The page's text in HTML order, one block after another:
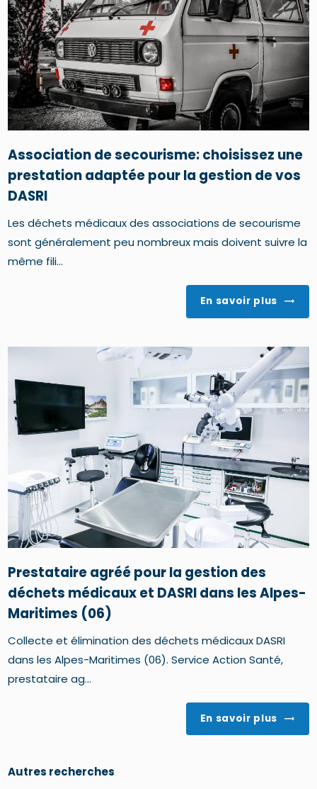
Association de secourisme: choisissez une
prestation adaptée pour la gestion de vos
DASRI
Les déchets médicaux des associations de secourisme
sont généralement peu nombreux mais doivent suivre la
même fili...
En savoir plus
Prestataire agréé pour la gestion des
déchets médicaux et DASRI dans les Alpes-
Maritimes (06)
Collecte et élimination des déchets médicaux DASRI
dans les Alpes-Maritimes (06). Service Action Santé,
prestataire ag...
En savoir plus
Autres recherches